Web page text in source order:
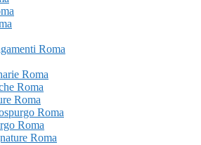
Roma
Roma
Roma
Roma
Roma
Roma
Roma